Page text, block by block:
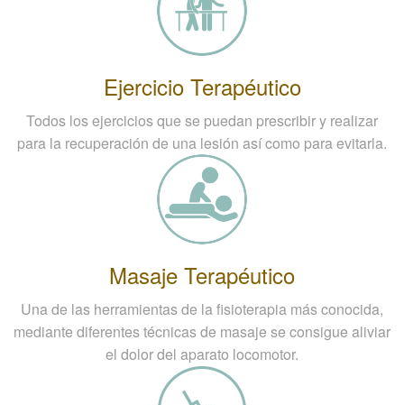
Ejercicio Terapéutico
Todos los ejercicios que se puedan prescribir y realizar
para la recuperación de una lesión así como para evitarla.
Masaje Terapéutico
Una de las herramientas de la fisioterapia más conocida,
mediante diferentes técnicas de masaje se consigue aliviar
el dolor del aparato locomotor.